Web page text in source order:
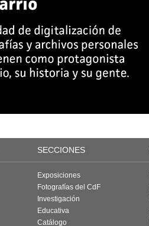
SECCIONES
Exposiciones
Fotografías del CdF
Investigación
Educativa
Catálogo